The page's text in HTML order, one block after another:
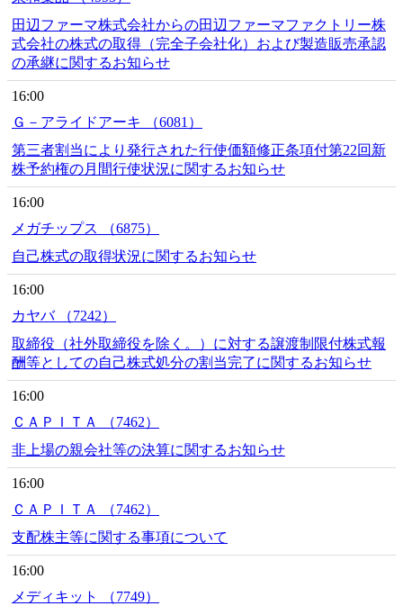
田辺ファーマ株式会社からの田辺ファーマファクトリー株
式会社の株式の取得（完全子会社化）および製造販売承認
の承継に関するお知らせ
16:00
Ｇ－アライドアーキ （6081）
第三者割当により発行された行使価額修正条項付第22回新
株予約権の月間行使状況に関するお知らせ
16:00
メガチップス （6875）
自己株式の取得状況に関するお知らせ
16:00
カヤバ （7242）
取締役（社外取締役を除く。）に対する譲渡制限付株式報
酬等としての自己株式処分の割当完了に関するお知らせ
16:00
ＣＡＰＩＴＡ （7462）
非上場の親会社等の決算に関するお知らせ
16:00
ＣＡＰＩＴＡ （7462）
支配株主等に関する事項について
16:00
メディキット （7749）